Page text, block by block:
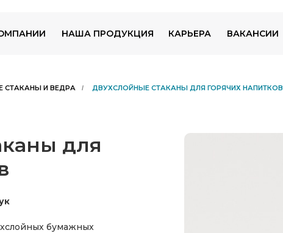
НАША ПРОДУКЦИЯ КАРЬЕРА ВАКАНСИИ
СТАКАНЫ И ВЕДРА / ДВУХСЛОЙНЫЕ СТАКАНЫ ДЛЯ ГОРЯЧИХ НАПИТКОВ
для
бумажных